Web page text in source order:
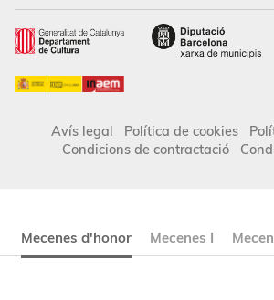
Avís legal Política de cookies
Condicions de contractació
Mecenes d'honor Mecenes I